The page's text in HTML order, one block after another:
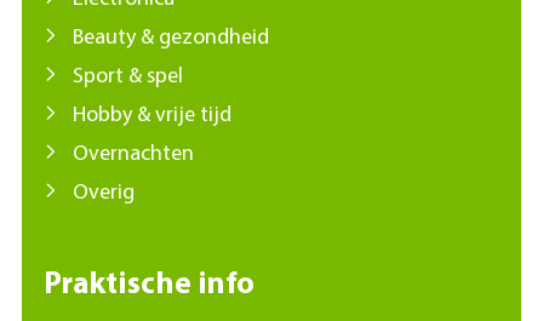
Beauty & gezondheid
Sport & spel
Hobby & vrije tijd
Overnachten
Overig
Praktische info